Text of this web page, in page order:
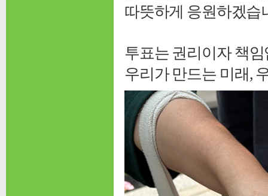
따뜻하게 응원하겠습
투표는 권리이자 책
우리가 만드는 미래,